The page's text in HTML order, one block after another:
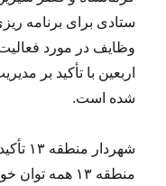
ستادی برای برنامه
وظایف در مورد
اربعین با تأکید بر
شده است.
منطقه ۱۳ همه